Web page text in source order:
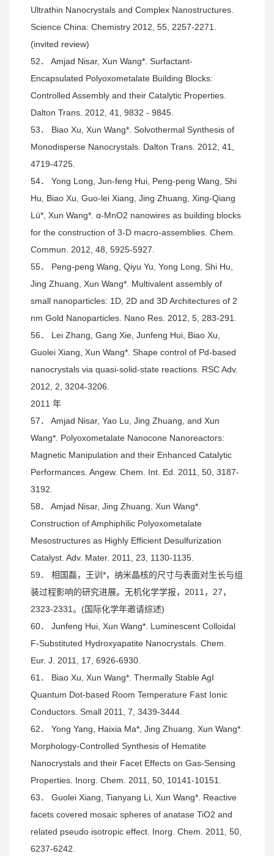
Ultrathin Nanocrystals and Complex Nanostructures.
Science China: Chemistry 2012, 55, 2257-2271.
(invited review)
52． Amjad Nisar, Xun Wang*. Surfactant-
Encapsulated Polyoxometalate Building Blocks:
Controlled Assembly and their Catalytic Properties.
Dalton Trans. 2012, 41, 9832 - 9845.
53． Biao Xu, Xun Wang*. Solvothermal Synthesis of
Monodisperse Nanocrystals. Dalton Trans. 2012, 41,
4719-4725.
54． Yong Long, Jun-feng Hui, Peng-peng Wang, Shi
Hu, Biao Xu, Guo-lei Xiang, Jing Zhuang, Xing-Qiang
Lü*, Xun Wang*. α-MnO2 nanowires as building blocks
for the construction of 3-D macro-assemblies. Chem.
Commun. 2012, 48, 5925-5927.
55． Peng-peng Wang, Qiyu Yu, Yong Long, Shi Hu,
Jing Zhuang, Xun Wang*. Multivalent assembly of
small nanoparticles: 1D, 2D and 3D Architectures of 2
nm Gold Nanoparticles. Nano Res. 2012, 5, 283-291.
56． Lei Zhang, Gang Xie, Junfeng Hui, Biao Xu,
Guolei Xiang, Xun Wang*. Shape control of Pd-based
nanocrystals via quasi-solid-state reactions. RSC Adv.
2012, 2, 3204-3206.
2011 年
57． Amjad Nisar, Yao Lu, Jing Zhuang, and Xun
Wang*. Polyoxometalate Nanocone Nanoreactors:
Magnetic Manipulation and their Enhanced Catalytic
Performances. Angew. Chem. Int. Ed. 2011, 50, 3187-
3192.
58． Amjad Nisar, Jing Zhuang, Xun Wang*.
Construction of Amphiphilic Polyoxometalate
Mesostructures as Highly Efficient Desulfurization
Catalyst. Adv. Mater. 2011, 23, 1130-1135.
59． 相国磊，王训*，纳米晶核的尺寸与表面对生长与组
装过程影响的研究进展。无机化学学报，2011，27，
2323-2331。(国际化学年邀请综述)
60． Junfeng Hui, Xun Wang*. Luminescent Colloidal
F-Substituted Hydroxyapatite Nanocrystals. Chem.
Eur. J. 2011, 17, 6926-6930.
61． Biao Xu, Xun Wang*. Thermally Stable AgI
Quantum Dot-based Room Temperature Fast Ionic
Conductors. Small 2011, 7, 3439-3444.
62． Yong Yang, Haixia Ma*, Jing Zhuang, Xun Wang*.
Morphology-Controlled Synthesis of Hematite
Nanocrystals and their Facet Effects on Gas-Sensing
Properties. Inorg. Chem. 2011, 50, 10141-10151.
63． Guolei Xiang, Tianyang Li, Xun Wang*. Reactive
facets covered mosaic spheres of anatase TiO2 and
related pseudo isotropic effect. Inorg. Chem. 2011, 50,
6237-6242.